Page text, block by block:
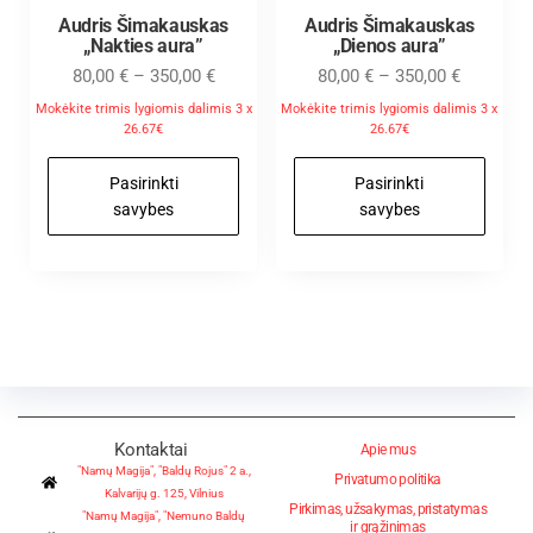
Audris Šimakauskas
„Nakties aura”
80,00 € – 350,00 €
Mokėkite trimis lygiomis dalimis 3 x
26.67€
Pasirinkti
savybes
Audris Šimakauskas
„Dienos aura”
80,00€ – 350,00€
Mokėkite trimis lygiomis dalimis 3 x
26.67€
Pasirinkti
savybes
Kontaktai
"Namų Magija", "Baldų Rojus" 2 a.,
Kalvarijų g. 125, Vilnius
"Namų Magija", "Nemuno Baldų
Apie mus
Privatumo politika
Pirkimas, užsakymas, pristatymas
ir grąžinimas